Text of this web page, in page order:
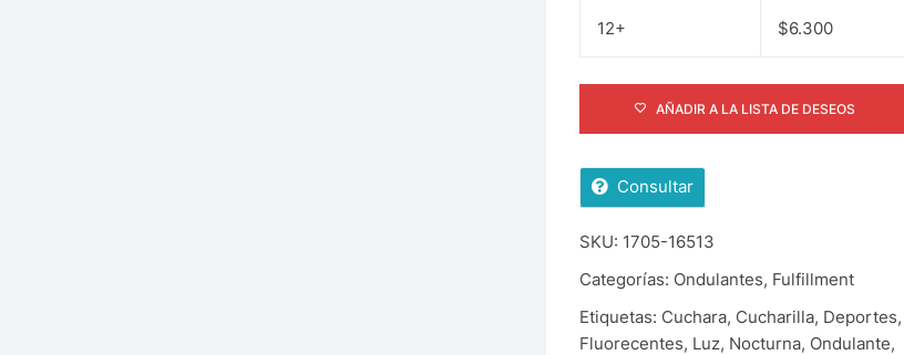
12+ $6.300
AÑADIR A LA LISTA DE DESEOS
Consultar
SKU: 1705-16513
Categorías: Ondulantes, Fulfillment
Etiquetas: Cuchara, Cucharilla, Deportes,
Fluorecentes, Luz, Nocturna, Ondulante,